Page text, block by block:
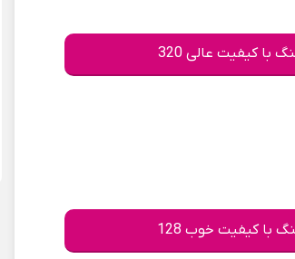
با کیفیت عالی 320
با کیفیت خوب 128